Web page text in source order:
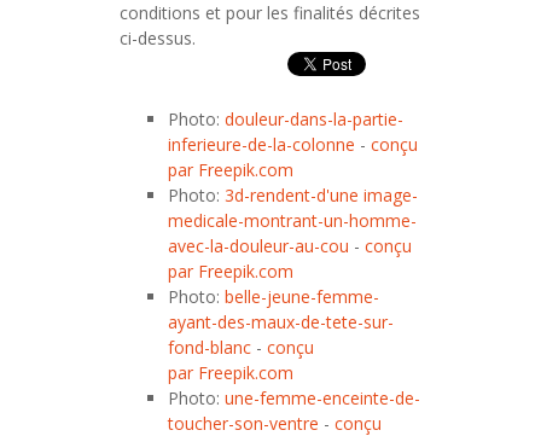
conditions et pour les finalités décrites
ci-dessus.
Photo: douleur-dans-la-partie-
inferieure-de-la-colonne - conçu
par Freepik.com
Photo: 3d-rendent-d'une image-
medicale-montrant-un-homme-
avec-la-douleur-au-cou - conçu
par Freepik.com
Photo: belle-jeune-femme-
ayant-des-maux-de-tete-sur-
fond-blanc - conçu
par Freepik.com
Photo: une-femme-enceinte-de-
toucher-son-ventre - conçu